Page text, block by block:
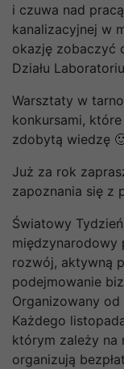
i czuwa nad
kanalizacyjnej w
okazję zobaczyć
Działu
Warsztaty w
konkursami,
zdobytą wiedzę
Już za rok
zapoznania się z
Światowy
międzynarodowy
rozwój, aktywną
podejmowanie
Organizowany
Każdego
którym zależy na
organizują